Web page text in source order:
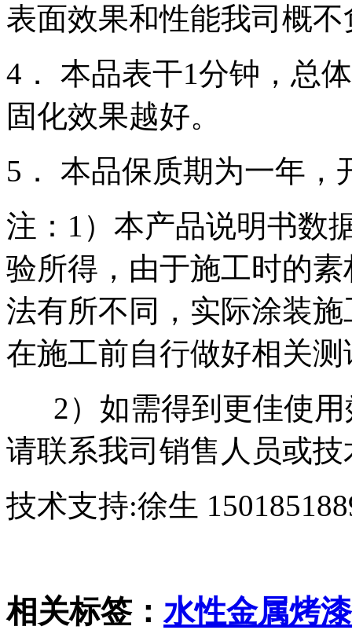
表面效果和性能我司概不
4． 本品表干1分钟，总
固化效果越好。
5． 本品保质期为一年，
注：1）本产品说明书数
验所得，由于施工时的
法有所不同，实际涂装
在施工前自行做好相关
2）如需得到更佳使用
请联系我司销售人员或
技术支持:徐生
相关标签：水性金属烤漆